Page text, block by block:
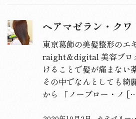
ヘアマゼラン・クワ
東京葛飾の美髪整形の
raight＆digital 美容ブロ
けることで髪が痛まない
その中でなんとしても綺
から 「ノーブロー・ノ